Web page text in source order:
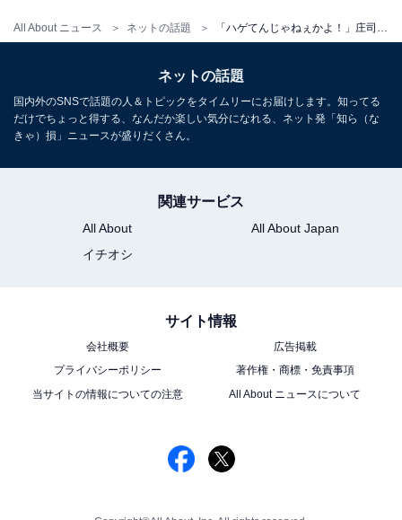
All About ニュース ネットの話題 「ハゲてんじゃねぇかよ！」庄司智春、自撮りショットに「いい加減にしろ！」とツッコミ！ 「落武者」
ネットの話題
国内外のSNSで話題の人＆トピックをタイムリーにお届けします。知ってる
だけでちょっと得する、なんだか楽しい気分になれる、ネット発「知ら（な
きゃ）損」ニュースが盛りだくさん。
関連サービス
All About
All About Japan
イチオシ
サイト情報
会社概要
広告掲載
プライバシーポリシー
著作権・商標・免責事項
当サイトの情報についての注意
All About ニュースについて